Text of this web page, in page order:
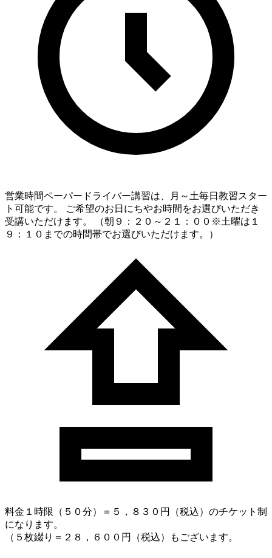
営業時間ペーパードライバー講習は、月～土毎日教習スター
ト可能です。 ご希望のお日にちやお時間をお選びいただき
受講いただけます。 （朝９：２０～２１：００※土曜は１
９：１０までの時間帯でお選びいただけます。）
料金 １時限（５０分）＝５，８３０円（税込）のチケット制
になります。
（５枚綴り＝２８，６００円（税込）もございます。